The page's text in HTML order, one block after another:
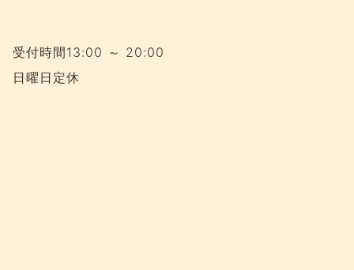
受付時間13:00 ～ 20:00
日曜日定休